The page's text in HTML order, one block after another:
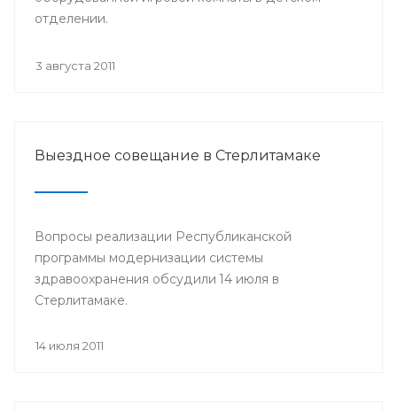
отделении.
3 августа 2011
Выездное совещание в Стерлитамаке
Вопросы реализации Республиканской
программы модернизации системы
здравоохранения обсудили 14 июля в
Стерлитамаке.
14 июля 2011